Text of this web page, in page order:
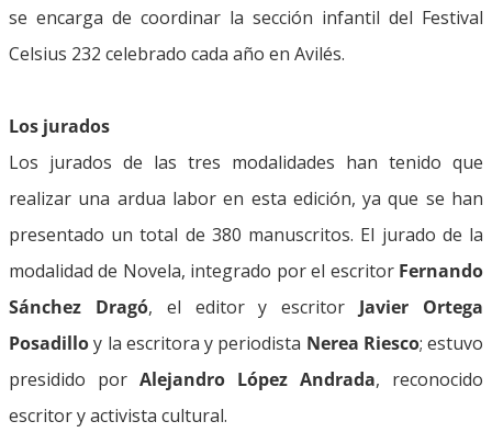
se encarga de coordinar la sección infantil del Festival
Celsius 232 celebrado cada año en Avilés.
Los jurados
Los jurados de las tres modalidades han tenido que
realizar una ardua labor en esta edición, ya que se han
presentado un total de 380 manuscritos. El jurado de la
modalidad de Novela, integrado por el escritor Fernando
Sánchez Dragó, el editor y escritor Javier Ortega
Posadilloy la escritora y periodista Nerea Riesco; estuvo
presidido por Alejandro López Andrada, reconocido
escritor y activista cultural.